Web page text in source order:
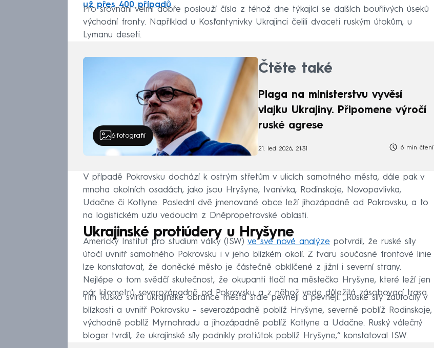
už přes 400 případů
Pro srovnání velmi dobře poslouží čísla z téhož dne týkající se dalších bouřlivých úseků
východní fronty. Například u Kosťantynivky Ukrajinci čelili dvaceti ruským útokům, u
Lymanu deseti.
6fotografií
Čtěte také
Plaga na ministerstvu vyvěsí
vlajku Ukrajiny. Připomene výročí
ruské agrese
21. led 2026, 21:31 6 min čtení
V případě Pokrovsku dochází k ostrým střetům v ulicích samotného města, dále pak v
mnoha okolních osadách, jako jsou Hryšyne, Ivanivka, Rodinskoje, Novopavlivka,
Udačne či Kotlyne. Poslední dvě jmenované obce leží jihozápadně od Pokrovsku, a to
na logistickém uzlu vedoucím z Dněpropetrovské oblasti.
Ukrajinské protiúdery u Hryšyne
Americký Institut pro studium války (ISW) ve své nové analýze potvrdil, že ruské síly
útočí uvnitř samotného Pokrovsku i v jeho blízkém okolí. Z tvaru současné frontové linie
lze konstatovat, že doněcké město je částečně obklíčené z jižní i severní strany.
Nejlépe o tom svědčí skutečnost, že okupanti tlačí na městečko Hryšyne, které leží jen
pár kilometrů severozápadně od Pokrovsku a z něhož vede důležitá zásobovací trasa.
Tím Rusko svírá ukrajinské obránce města stále pevněji a pevněji. „Ruské síly zaútočily v
blízkosti a uvnitř Pokrovsku – severozápadně poblíž Hryšyne, severně poblíž Rodinskoje,
východně poblíž Myrnohradu a jihozápadně poblíž Kotlyne a Udačne. Ruský válečný
bloger tvrdil, že ukrajinské síly podnikly protiútok poblíž Hryšyne,“ konstatoval ISW.